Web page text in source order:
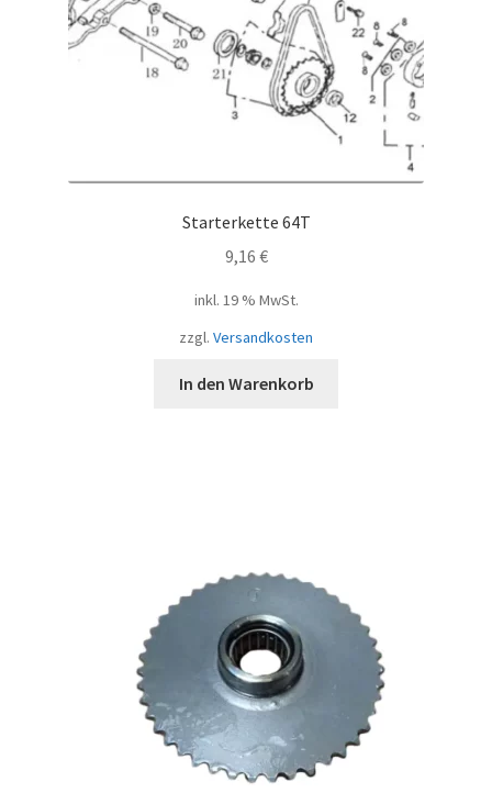
Starterkette 64T
9,16 €
inkl. 19 % MwSt.
zzgl. Versandkosten
In den Warenkorb